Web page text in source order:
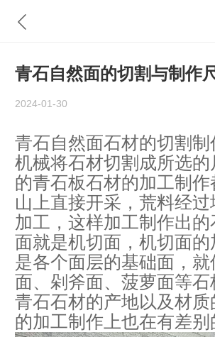
青石自然面的切割与制作
2024-01-30
青石自然面石材的切割制
机械将石材切割成所选
的青石板石材的加工制
山上直接开采，荒料经过
加工，这样加工制作出
面就是机切面，机切面
是各个面层的基础面，
面、剁斧面、菠萝面等石
青石石材的产地以及材质
的加工制作上也在有差别